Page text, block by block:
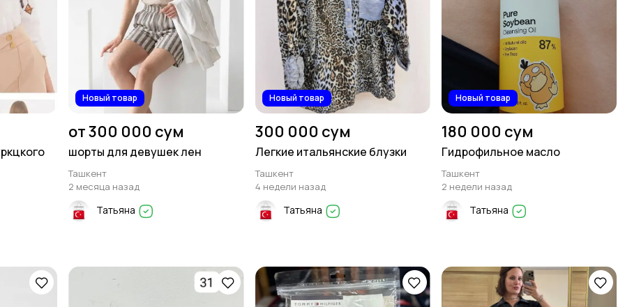
Новый товар
от 300 000 сум
шорты для девушек лен
Ташкент
2 месяца назад
Татьяна
Новый товар
300 000 сум
Легкие итальянские блузки
Ташкент
4 недели назад
Татьяна
Новый товар
180 000 сум
Гидрофильное масло
Ташкент
2 недели назад
Татьяна